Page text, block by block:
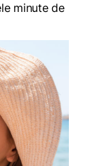
minute de